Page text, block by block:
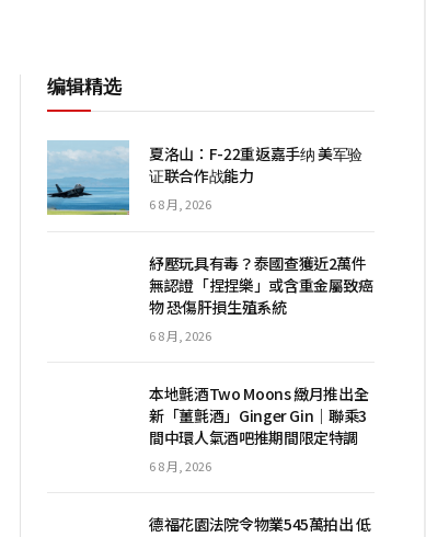
编辑精选
夏洛山：F-22重返嘉手纳 美军验
证联合作战能力
6 8 月, 2026
紓壓玩具有毒？泰國查獲近2萬件
無認證「捏捏樂」或含重金屬致癌
物 恐傷肝損生殖系統
6 8 月, 2026
本地氈酒Two Moons 緻月推出全
新「薑氈酒」Ginger Gin｜聯乘3
間中環人氣酒吧推期間限定特調
6 8 月, 2026
德福花園法院令物業545萬拍出 低